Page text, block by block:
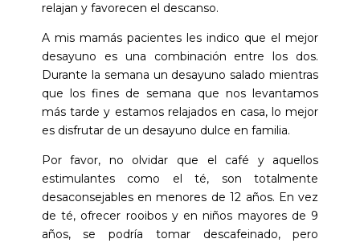
relajan y favorecen el descanso.
A mis mamás pacientes les indico que el mejor
desayuno es una combinación entre los dos.
Durante la semana un desayuno salado mientras
que los fines de semana que nos levantamos
más tarde y estamos relajados en casa, lo mejor
es disfrutar de un desayuno dulce en familia.
Por favor, no olvidar que el café y aquellos
estimulantes como el té, son totalmente
desaconsejables en menores de 12 años. En vez
de té, ofrecer rooibos y en niños mayores de 9
años, se podría tomar descafeinado, pero